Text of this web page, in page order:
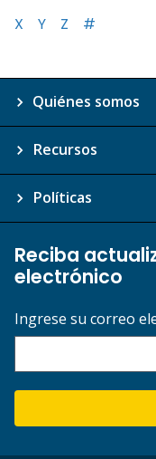
X
Y Z #
Quiénes somos
Recursos
Políticas
Reciba
electrónico
Ingrese su correo